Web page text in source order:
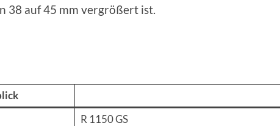
38 auf 45 mm vergrößert ist.
R 1150 GS